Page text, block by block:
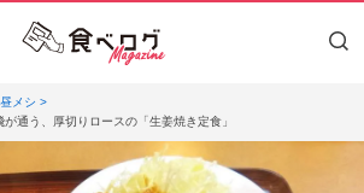
メシ
が通う、厚切りロースの「生姜焼き定食」